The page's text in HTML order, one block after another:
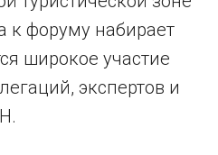
к форуму набирает
широкое участие
экспертов и